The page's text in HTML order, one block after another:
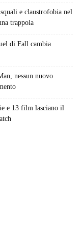
e claustrofobia nel
trappola
di Fall cambia
nessun nuovo
e 13 film lasciano il